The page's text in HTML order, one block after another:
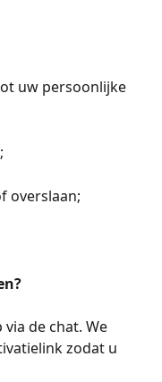
uw persoonlijke
overslaan;
de chat. We
zodat u